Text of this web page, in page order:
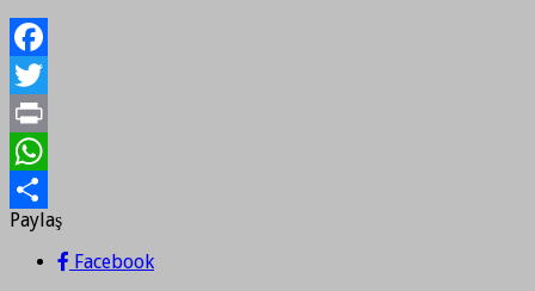
Facebook
Twitter
Print
WhatsApp
Paylaş
Paylaş
Facebook